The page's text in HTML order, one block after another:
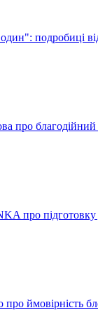
подробиці
про благодійний
про
ймовірність